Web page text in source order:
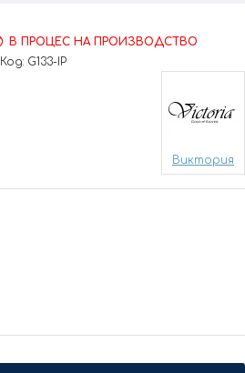
В ПРОЦЕС НА ПРОИЗВОДСТВО
Код: G133-IP
Виктория